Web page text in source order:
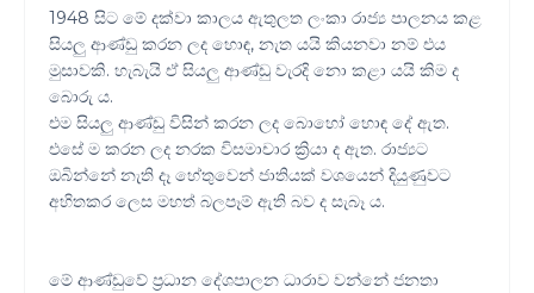
1948 සිට මේ දක්වා කාලය ඇතුලත ලංකා රාජ්‍ය පාලනය කළ
සියලු ආණ්ඩු කරන ලද හොඳ, නැත යයි කියනවා නම් එය
මුසාවකි. හැබැයි ඒ සියලු ආණ්ඩු වැරදි නො කළා යයි කිම ද
බොරු ය.
එම සියලු ආණ්ඩු විසින් කරන ලද බොහෝ හොඳ දේ ඇත.
එසේ ම කරන ලද නරක විසමාචාර ක්‍රියා ද ඇත. රාජ්‍යට
ඔබින්නේ නැති දෑ හේතුවෙන් ජාතියක් වශයෙන් දියුණුවට
අහිතකර ලෙස මහත් බලපෑම් ඇති බව ද සැබෑ ය.
මේ ආණ්ඩුවේ ප්‍රධාන දේශපාලන ධාරාව වන්නේ ජනතා